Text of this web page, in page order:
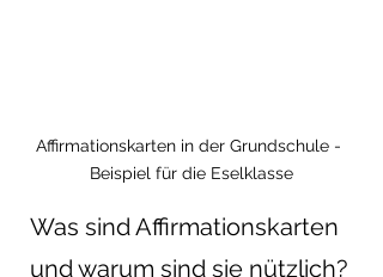
Affirmationskarten in der Grundschule -
Beispiel für die Eselklasse
Was sind Affirmationskarten
und warum sind sie nützlich?